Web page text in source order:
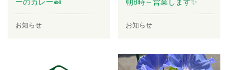
ーのカレー🍛
お知らせ
朝8時～営業します✨
お知らせ